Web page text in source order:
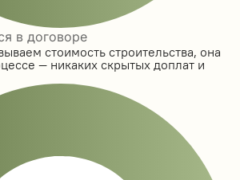
в договоре
стоимость строительства, она
— никаких скрытых доплат и